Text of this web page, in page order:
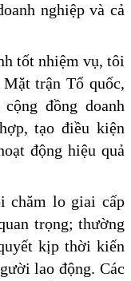
nghiệp và cả
tốt nhiệm vụ, tôi
trận Tổ quốc,
đồng doanh
tạo điều kiện
động hiệu quả
chăm lo giai cấp
trọng; thường
kịp thời kiến
lao động. Các